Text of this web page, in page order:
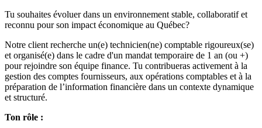
Tu souhaites évoluer dans un environnement stable, collaboratif et
reconnu pour son impact économique au Québec?
Notre client recherche un(e) technicien(ne) comptable rigoureux(se)
et organisé(e) dans le cadre d'un mandat temporaire de 1 an (ou +)
pour rejoindre son équipe finance. Tu contribueras activement à la
gestion des comptes fournisseurs, aux opérations comptables et à la
préparation de l’information financière dans un contexte dynamique
et structuré.
Ton rôle :